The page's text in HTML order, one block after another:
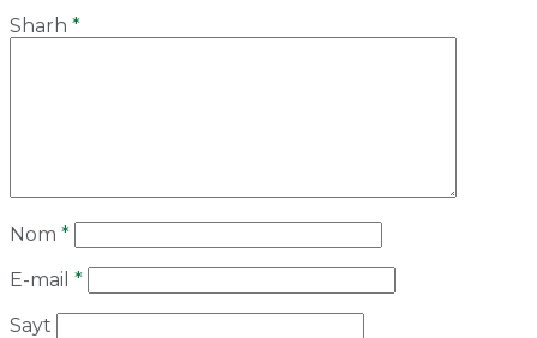
Sharh *
Nom *
E-mail *
Sayt